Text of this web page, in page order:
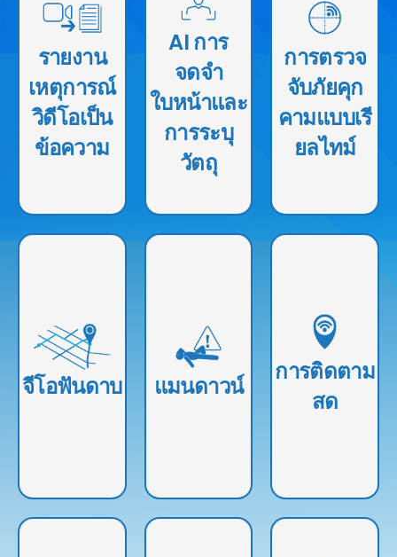
รายงาน
เหตุการณ์
วิดีโอเป็น
ข้อความ
ปฏิบัติงานภาค
สนามในการจับ
ภาพเหตุการณ์
ผ่านวิดีโอ ซึ่งจะถูก
แปลงเป็นข้อความ
เพื่อการรายงาน
แบบเรียลไทม์
ที่ราบรื่นและการ
AI การ
จดจํา
ใบหน้าและ
การระบุ
วัตถุ
ใช้ปัญญาประดิษฐ์
เพื่อระบุบุคคลและ
วัตถุเพื่อการ
ติดตามกะและการ
ตรวจสอบการเข้า
งานที่แม่นยํา
การตรวจ
จับภัยคุก
คามแบบเรี
ยลไทม์
ตรวจสอบภัย
คุกคามด้านความ
ปลอดภัยที่อาจเกิด
ขึ้นโดยใช้อัลกอริ
ทึมขั้นสูงเพื่อตรวจ
จับ ประเมิน และ
แจ้งเตือนทีมถึง
กิจกรรมที่น่าสงสัย
จีโอฟันดาบ
รอบพื้นที่ทาง
ภูมิศาสตร์เฉพาะ
โดยทริกเกอร์การ
แจ้งเตือนเมื่อผู้
แมนดาวน์
ความทุกข์ทริก
เกอร์การแจ้งเตือน
ไปยังหัวหน้างาน
และให้ข้อมูลตํา
การติดตาม
สด
ตามตําแหน่งแบบ
เรียลไทม์ของเจ้า
หน้าที่ภาคสนาม
ช่วยให้ผู้จัดการ
สามารถปรับปรุง